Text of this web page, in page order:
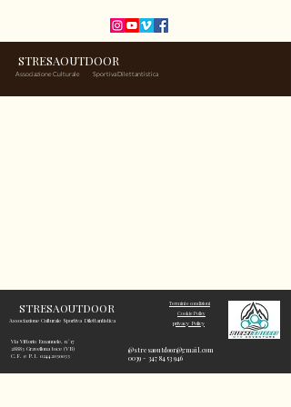
STRESAOUTDOOR
Associazione Culturale Sportiva Dilettantistica
STRESAOUTDOOR
Termini e condizioni
Cookie Policy
Associazione Culturale Sportiva Dilettantistica privacy Policy
Via Vittorio Emanuele, n°17
28883 Gravellona toce (VB)
C.F. e P.I. 02442030033
@stresaoutdoor@gmail.com
0039 - 347 84 53 946